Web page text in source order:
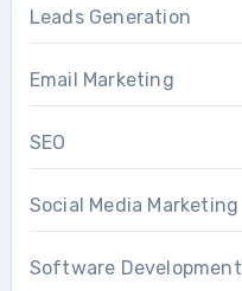
Leads Generation
Email Marketing
SEO
Social Media Marketing
Software Development